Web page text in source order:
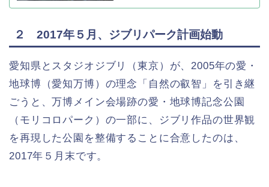
２ 2017年５月、ジブリパーク計画始動
愛知県とスタジオジブリ（東京）が、2005年の愛・
地球博（愛知万博）の理念「自然の叡智」を引き継
ごうと、万博メイン会場跡の愛・地球博記念公園
（モリコロパーク）の一部に、ジブリ作品の世界観
を再現した公園を整備することに合意したのは、
2017年５月末です。